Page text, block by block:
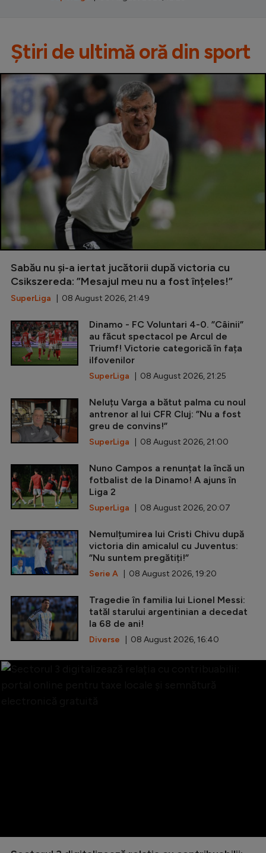
Știri de ultimă oră din sport
Sabău nu și-a iertat jucătorii după victoria cu
Csikszereda: ”Mesajul meu nu a fost înțeles!”
SuperLiga | 08 August 2026, 21:49
Dinamo - FC Voluntari 4-0. ”Câinii”
au făcut spectacol pe Arcul de
Triumf! Victorie categorică în fața
ilfovenilor
SuperLiga | 08 August 2026, 21:25
Neluțu Varga a bătut palma cu noul
antrenor al lui CFR Cluj: ”Nu a fost
greu de convins!”
SuperLiga | 08 August 2026, 21:00
Nuno Campos a renunțat la încă un
fotbalist de la Dinamo! A ajuns în
Liga 2
SuperLiga | 08 August 2026, 20:07
Nemulțumirea lui Cristi Chivu după
victoria din amicalul cu Juventus:
”Nu suntem pregătiți!”
Serie A | 08 August 2026, 19:20
Tragedie în familia lui Lionel Messi:
tatăl starului argentinian a decedat
la 68 de ani!
Diverse | 08 August 2026, 16:40